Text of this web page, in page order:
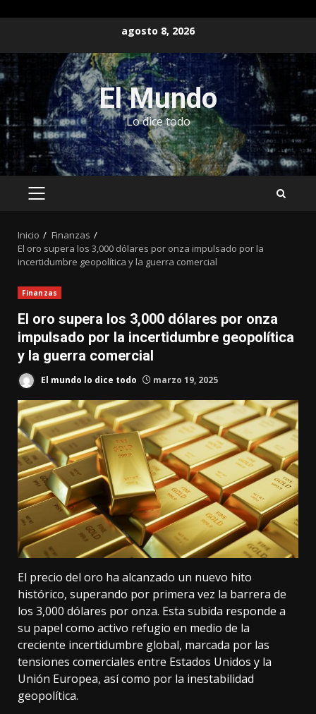
contenido
agosto 8, 2026
El Mundo
Lo dice todo
MENÚ
Inicio
Finanzas
El oro supera los 3,000 dólares por onza impulsado por la
incertidumbre geopolítica y la guerra comercial
Finanzas
El oro supera los 3,000 dólares por onza
impulsado por la incertidumbre geopolítica
y la guerra comercial
El mundo lo dice todo marzo 19, 2025
El precio del oro ha alcanzado un nuevo hito
histórico, superando por primera vez la barrera de
los 3,000 dólares por onza. Esta subida responde a
su papel como activo refugio en medio de la
creciente incertidumbre global, marcada por las
tensiones comerciales entre Estados Unidos y la
Unión Europea, así como por la inestabilidad
geopolítica.